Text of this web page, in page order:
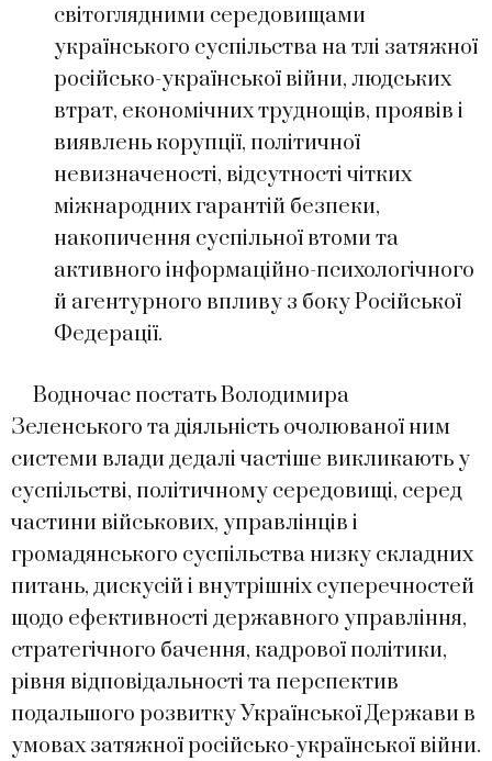
світоглядними середовищами
українського суспільства на тлі затяжної
російсько-української війни, людських
втрат, економічних труднощів, проявів і
виявлень корупції, політичної
невизначеності, відсутності чітких
міжнародних гарантій безпеки,
накопичення суспільної втоми та
активного інформаційно-психологічного
й агентурного впливу з боку Російської
Федерації.
Водночас постать Володимира
Зеленського та діяльність очолюваної ним
системи влади дедалі частіше викликають у
суспільстві, політичному середовищі, серед
частини військових, управлінців і
громадянського суспільства низку складних
питань, дискусій і внутрішніх суперечностей
щодо ефективності державного управління,
стратегічного бачення, кадрової політики,
рівня відповідальності та перспектив
подальшого розвитку Української Держави в
умовах затяжної російсько-української війни.